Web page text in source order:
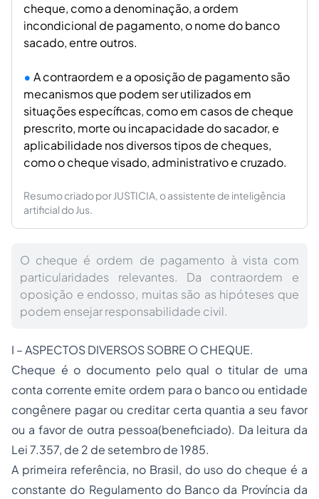
cheque, como a denominação, a ordem
incondicional de pagamento, o nome do banco
sacado, entre outros.
A contraordem e a oposição de pagamento são
mecanismos que podem ser utilizados em
situações específicas, como em casos de cheque
prescrito, morte ou incapacidade do sacador, e
aplicabilidade nos diversos tipos de cheques,
como o cheque visado, administrativo e cruzado.
Resumo criado por JUSTICIA, o assistente de inteligência
artificial do Jus.
O cheque é ordem de pagamento à vista com
particularidades relevantes. Da contraordem e
oposição e endosso, muitas são as hipóteses que
podem ensejar responsabilidade civil.
I – ASPECTOS DIVERSOS SOBRE O CHEQUE.
Cheque é o documento pelo qual o titular de uma
conta corrente emite ordem para o banco ou entidade
congênere pagar ou creditar certa quantia a seu favor
ou a favor de outra pessoa(beneficiado). Da leitura da
Lei 7.357, de 2 de setembro de 1985.
A primeira referência, no Brasil, do uso do cheque é a
constante do Regulamento do Banco da Província da